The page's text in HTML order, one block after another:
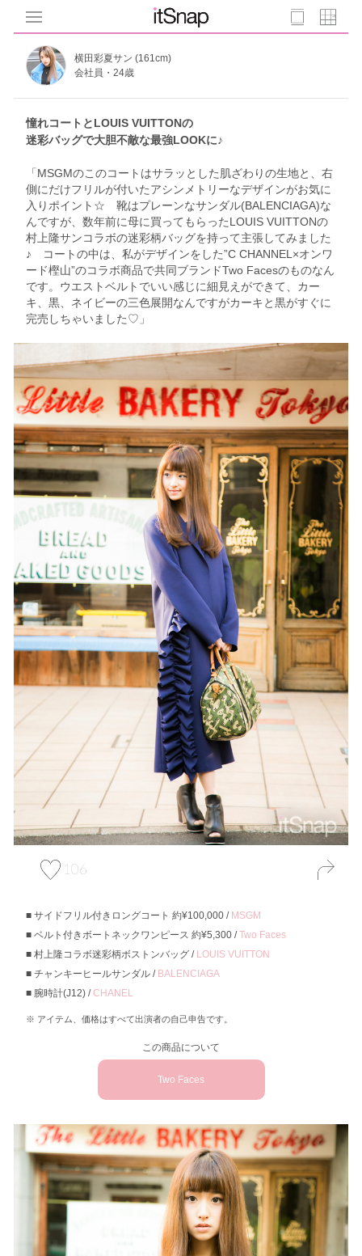
横田彩夏サン (161cm)
会社員・24歳
憧れコートとLOUIS VUITTONの
迷彩バッグで大胆不敵な最強LOOKに♪
「MSGMのこのコートはサラッとした肌ざわりの生地と、右
側にだけフリルが付いたアシンメトリーなデザインがお気に
入りポイント☆ 靴はプレーンなサンダル(BALENCIAGA)な
んですが、数年前に母に買ってもらったLOUIS VUITTONの
村上隆サンコラボの迷彩柄バッグを持って主張してみました
♪ コートの中は、私がデザインをした”C CHANNEL×オンワ
ード樫山”のコラボ商品で共同ブランドTwo Facesのものなん
です。ウエストベルトでいい感じに細見えができて、カー
キ、黒、ネイビーの三色展開なんですがカーキと黒がすぐに
完売しちゃいました♡」
106
サイドフリル付きロングコート 約¥100,000 / MSGM
ベルト付きボートネックワンピース 約¥5,300 /Two Faces
村上隆コラボ迷彩柄ボストンバッグ / LOUIS VUITTON
チャンキーヒールサンダル / BALENCIAGA
腕時計(J12) /CHANEL
アイテム、価格はすべて出演者の自己申告です。
この商品について
Two Faces